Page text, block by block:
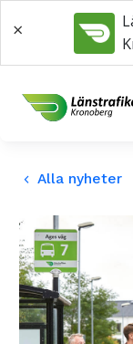
×
keyboard_arrow_left Alla nyheter